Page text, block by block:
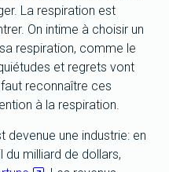
La respiration est
On intime à choisir un
respiration, comme le
et regrets vont
reconnaître ces
à la respiration.
une industrie: en
du milliard de dollars,